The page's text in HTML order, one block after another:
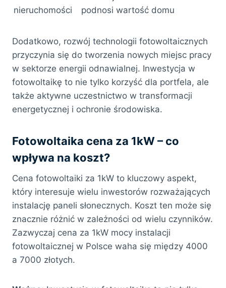
nieruchomości
podnosi wartość domu
Dodatkowo, rozwój technologii fotowoltaicznych
przyczynia się do tworzenia nowych miejsc pracy
w sektorze energii odnawialnej. Inwestycja w
fotowoltaikę to nie tylko korzyść dla portfela, ale
także aktywne uczestnictwo w transformacji
energetycznej i ochronie środowiska.
Fotowoltaika cena za 1kW – co
wpływa na koszt?
Cena fotowoltaiki za 1kW to kluczowy aspekt,
który interesuje wielu inwestorów rozważających
instalację paneli słonecznych. Koszt ten może się
znacznie różnić w zależności od wielu czynników.
Zazwyczaj cena za 1kW mocy instalacji
fotowoltaicznej w Polsce waha się między 4000
a 7000 złotych.